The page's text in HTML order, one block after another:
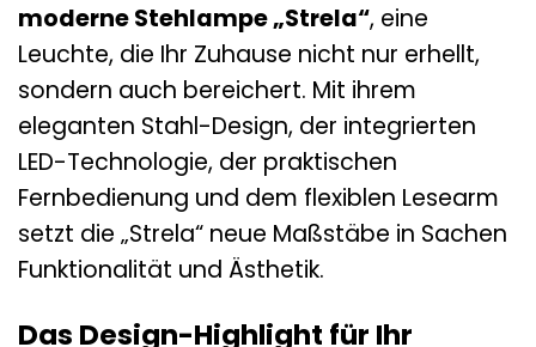
moderne Stehlampe „Strela“, eine
Leuchte, die Ihr Zuhause nicht nur erhellt,
sondern auch bereichert. Mit ihrem
eleganten Stahl-Design, der integrierten
LED-Technologie, der praktischen
Fernbedienung und dem flexiblen Lesearm
setzt die „Strela“ neue Maßstäbe in Sachen
Funktionalität und Ästhetik.
Das Design-Highlight für Ihr